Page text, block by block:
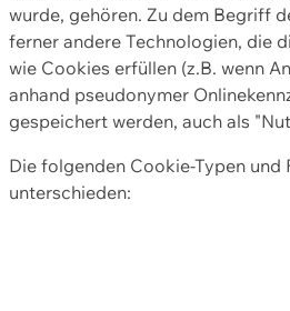
wurde, gehören. Zu dem Begriff
ferner andere Technologien, die
wie Cookies erfüllen (z.B. wenn
anhand pseudonymer
gespeichert werden, auch als
Die folgenden Cookie-Typen und
unterschieden: